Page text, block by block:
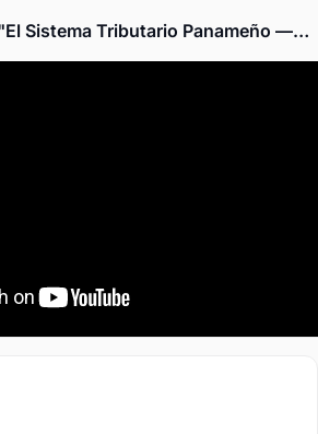
Lección 1.1 — "El Sistema Tributario Panameño — Un Mapa para Entender Dónde Estás"